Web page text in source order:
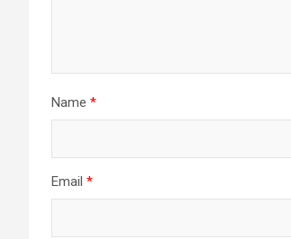
Name *
Email *